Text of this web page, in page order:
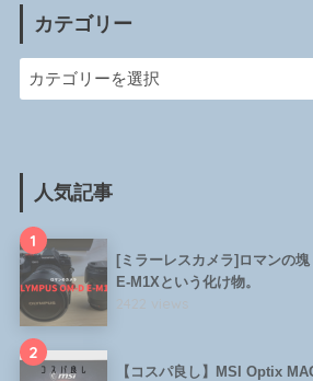
カテゴリー
人気記事
1
[ミラーレスカメラ]ロマンの
E-M1Xという化け物。
2422 views
2
【コスパ良し】MSI Optix